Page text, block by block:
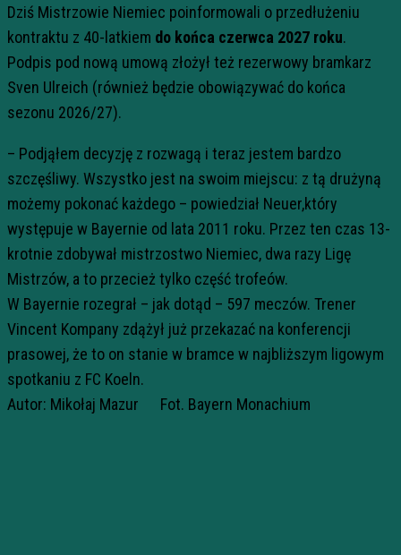
Dziś Mistrzowie Niemiec poinformowali o przedłużeniu
kontraktu z 40-latkiem do końca czerwca 2027 roku.
Podpis pod nową umową złożył też rezerwowy bramkarz
Sven Ulreich (również będzie obowiązywać do końca
sezonu 2026/27).
– Podjąłem decyzję z rozwagą i teraz jestem bardzo
szczęśliwy. Wszystko jest na swoim miejscu: z tą drużyną
możemy pokonać każdego – powiedział Neuer,który
występuje w Bayernie od lata 2011 roku. Przez ten czas 13-
krotnie zdobywał mistrzostwo Niemiec, dwa razy Ligę
Mistrzów, a to przecież tylko część trofeów.
W Bayernie rozegrał – jak dotąd – 597 meczów. Trener
Vincent Kompany zdążył już przekazać na konferencji
prasowej, że to on stanie w bramce w najbliższym ligowym
spotkaniu z FC Koeln.
Autor: Mikołaj Mazur Fot. Bayern Monachium